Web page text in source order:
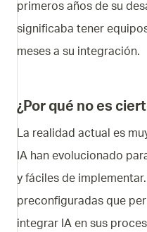
primeros años de su
significaba tener
meses a su integración.
¿Por qué no es
La realidad actual es
IA han evolucionado
y fáciles de
preconfiguradas que
integrar IA en sus